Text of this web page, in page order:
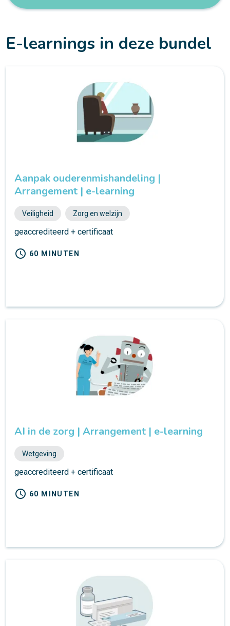
E-learnings in deze bundel
Aanpak ouderenmishandeling |
Arrangement | e-learning
Veiligheid Zorg en welzijn
geaccrediteerd + certificaat
schedule 60 MINUTEN
AI in de zorg | Arrangement | e-learning
Wetgeving
geaccrediteerd + certificaat
schedule 60 MINUTEN